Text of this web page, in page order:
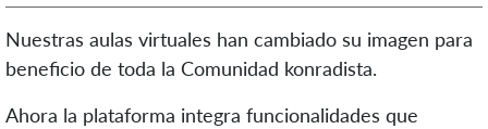
Nuestras aulas virtuales han cambiado su imagen para
beneficio de toda la Comunidad konradista.
Ahora la plataforma integra funcionalidades que